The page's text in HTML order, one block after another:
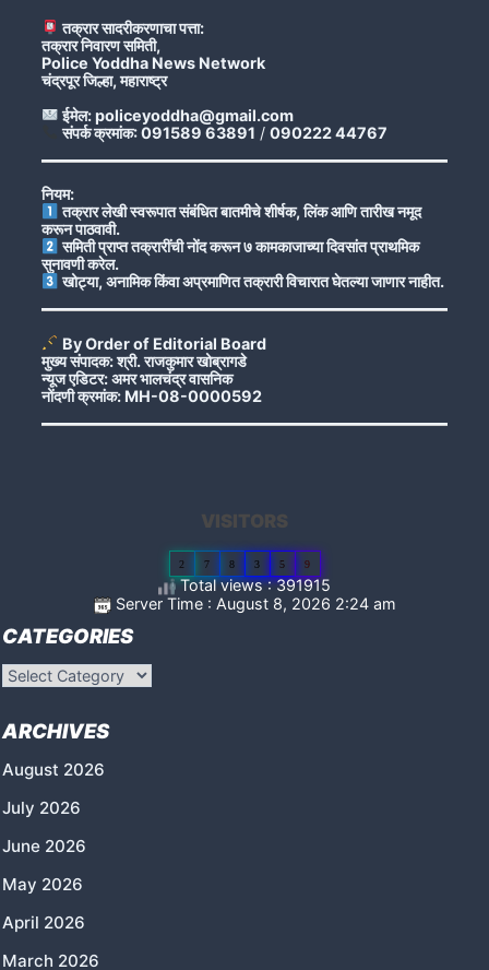
तक्रार सादरीकरणाचा पत्ता:
तक्रार निवारण समिती,
Police Yoddha News Network
चंद्रपूर जिल्हा, महाराष्ट्र
ईमेल: policeyoddha@gmail.com
संपर्क क्रमांक: 091589 63891 / 090222 44767
नियम:
तक्रार लेखी स्वरूपात संबंधित बातमीचे शीर्षक, लिंक आणि तारीख नमूद
करून पाठवावी.
समिती प्राप्त तक्रारींची नोंद करून ७ कामकाजाच्या दिवसांत प्राथमिक
सुनावणी करेल.
खोट्या, अनामिक किंवा अप्रमाणित तक्रारी विचारात घेतल्या जाणार नाहीत.
By Order of Editorial Board
मुख्य संपादक: श्री. राजकुमार खोब्रागडे
न्यूज एडिटर: अमर भालचंद्र वासनिक
नोंदणी क्रमांक: MH-08-0000592
VISITORS
2 7 8 3 5 9
Total views : 391915
Server Time : August 8, 2026 2:24 am
CATEGORIES
Categories
ARCHIVES
August 2026
July 2026
June 2026
May 2026
April 2026
March 2026